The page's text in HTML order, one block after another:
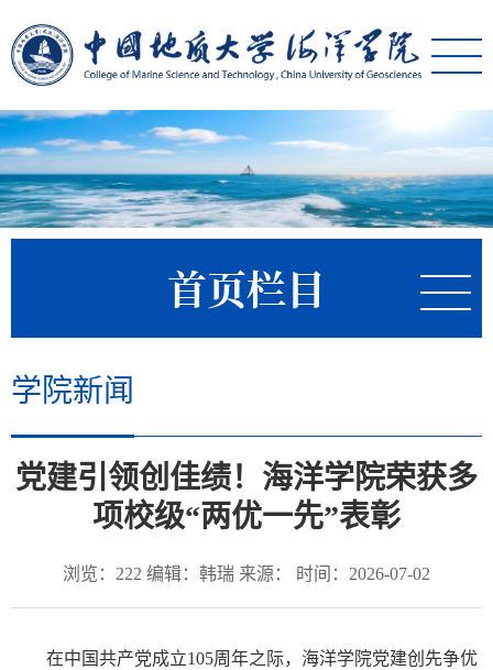
首页栏目
学院新闻
党建引领创佳绩！海洋学院荣获多
项校级“两优一先”表彰
浏览： 222 编辑：韩瑞 来源： 时间：2026-07-02
在中国共产党成立105周年之际，海洋学院党建创先争优